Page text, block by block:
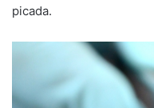
picada.